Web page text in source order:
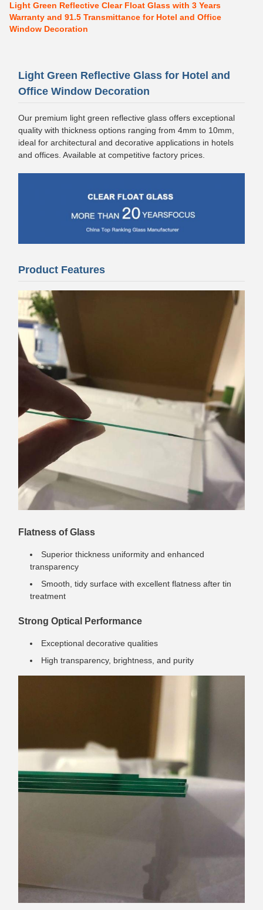
Light Green Reflective Clear Float Glass with 3 Years
Warranty and 91.5 Transmittance for Hotel and Office
Window Decoration
Light Green Reflective Glass for Hotel and
Office Window Decoration
Our premium light green reflective glass offers exceptional
quality with thickness options ranging from 4mm to 10mm,
ideal for architectural and decorative applications in hotels
and offices. Available at competitive factory prices.
Product Features
Flatness of Glass
Superior thickness uniformity and enhanced
transparency
Smooth, tidy surface with excellent flatness after tin
treatment
Strong Optical Performance
Exceptional decorative qualities
High transparency, brightness, and purity